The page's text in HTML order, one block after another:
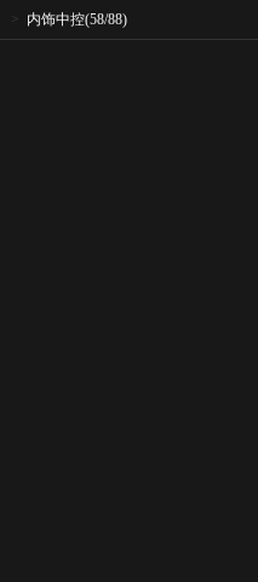
> 内饰中控(58/88)